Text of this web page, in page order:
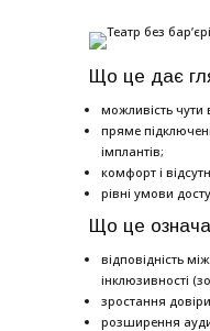
Що це дає
можливість чути
пряме
імплантів;
комфорт і
рівні умови
Що це
відповідність
інклюзивності
зростання
розширення